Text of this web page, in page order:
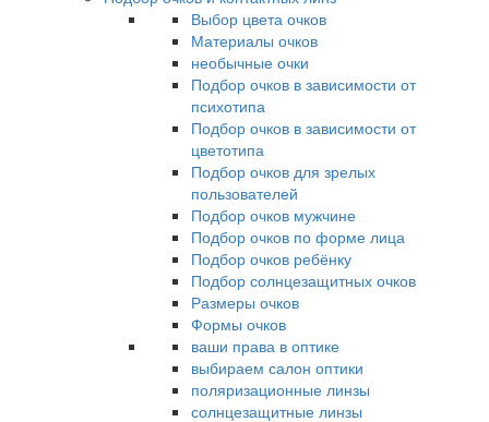
Выбор цвета очков
Материалы очков
необычные очки
Подбор очков в зависимости от
психотипа
Подбор очков в зависимости от
цветотипа
Подбор очков для зрелых
пользователей
Подбор очков мужчине
Подбор очков по форме лица
Подбор очков ребёнку
Подбор солнцезащитных очков
Размеры очков
Формы очков
ваши права в оптике
выбираем салон оптики
поляризационные линзы
солнцезащитные линзы